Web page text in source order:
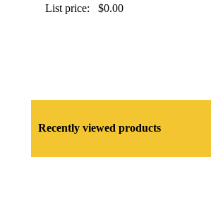
List price:
$0.00
Recently viewed products